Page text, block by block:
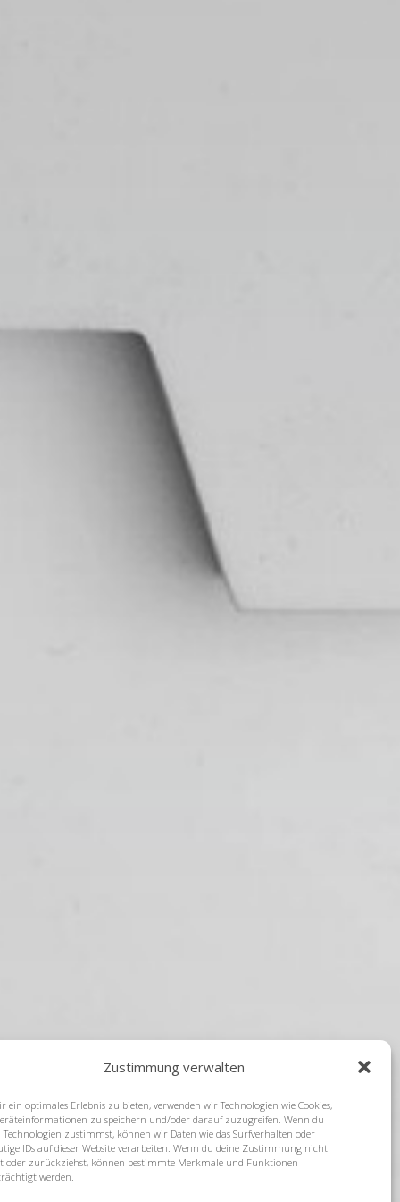
Zustimmung verwalten
ein optimales Erlebnis zu bieten, verwenden wir Technologien wie Cookies,
zu speichern und/oder darauf zuzugreifen. Wenn du
Technologien zustimmst, können wir Daten wie das Surfverhalten oder
IDs auf dieser Website verarbeiten. Wenn du deine Zustimmung nicht
oder zurückziehst, können bestimmte Merkmale und Funktionen
werden.